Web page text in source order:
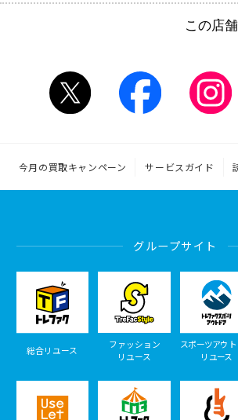
この店
今月の買取キャンペーン サービスガイド
グループサイト
総合リユース
ファッション
リユース
スポーツアウ
リユース